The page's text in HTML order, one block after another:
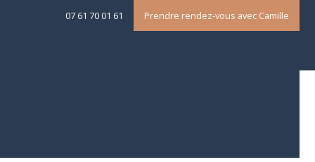
Prendre rendez-vous avec Camille
07 61 70 01 61